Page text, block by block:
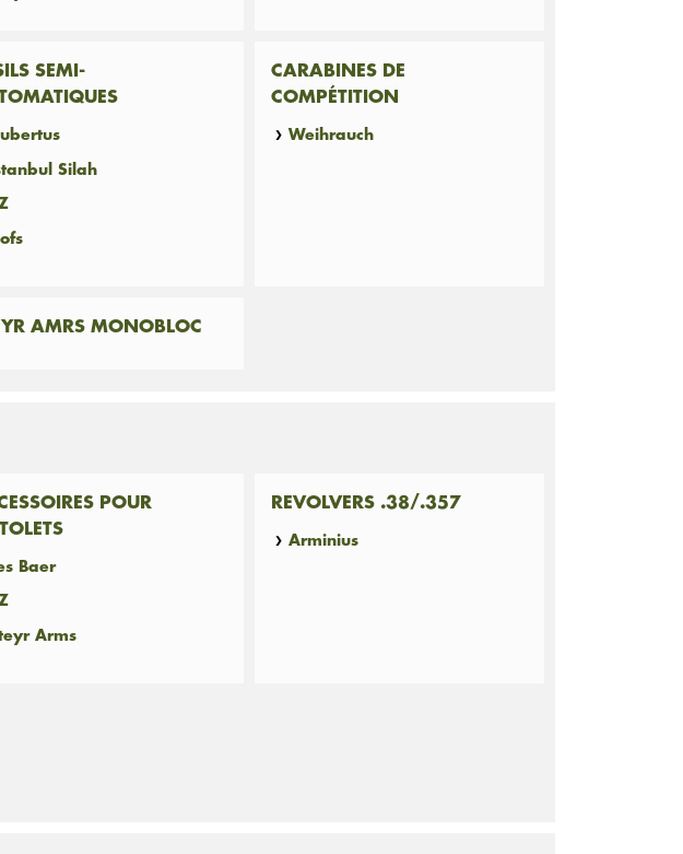
SEMI-
Silah
CARABINES DE
COMPÉTITION
Weihrauch
AMRS MONOBLOC
POUR
Baer
Arms
REVOLVERS .38/.357
Arminius